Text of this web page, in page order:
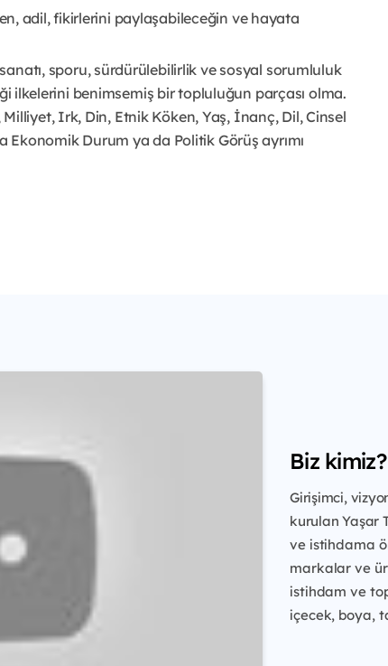
adil, fikirlerini paylaşabileceğin ve hayata
sporu, sürdürülebilirlik ve sosyal sorumluluk
ilkelerini benimsemiş bir topluluğun parçası olma.
Milliyet, Irk, Din, Etnik Köken, Yaş, İnanç, Dil, Cinsel
Durum ya da Politik Görüş ayrımı
Biz kimiz?
Girişimci,
kurulan Yaşar
ve istihdama
markalar ve
istihdamve
içecek, boya,